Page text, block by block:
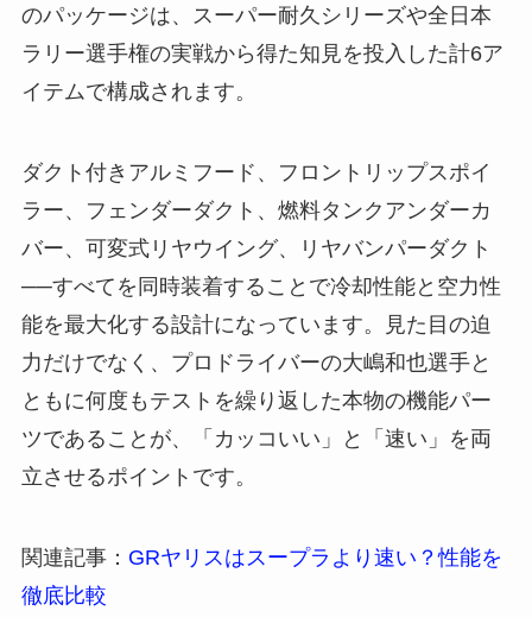
のパッケージは、スーパー耐久シリーズや全日本
ラリー選手権の実戦から得た知見を投入した計6ア
イテムで構成されます。
ダクト付きアルミフード、フロントリップスポイ
ラー、フェンダーダクト、燃料タンクアンダーカ
バー、可変式リヤウイング、リヤバンパーダクト
──すべてを同時装着することで冷却性能と空力性
能を最大化する設計になっています。見た目の迫
力だけでなく、プロドライバーの大嶋和也選手と
ともに何度もテストを繰り返した本物の機能パー
ツであることが、「カッコいい」と「速い」を両
立させるポイントです。
関連記事： GRヤリスはスープラより速い？性能を
徹底比較